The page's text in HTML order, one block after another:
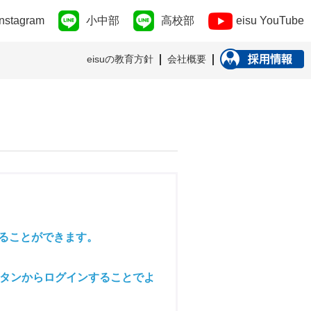
小中部 高校部 eisu YouTube
eisuの教育方針 会社概要
ことができます。
ンからログインすることでよ